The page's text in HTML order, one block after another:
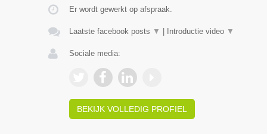
Er wordt gewerkt op afspraak.
Laatste facebook posts ▼ Introductie video ▼
Sociale media:
BEKIJK VOLLEDIG PROFIEL